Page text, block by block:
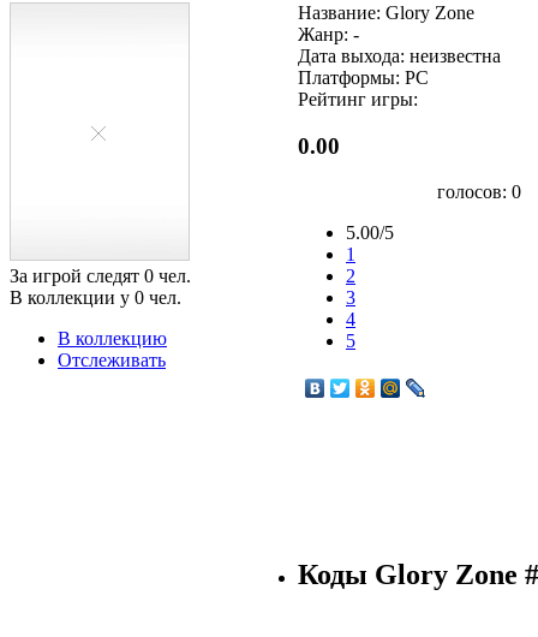
За игрой следят 0 чел.
В коллекции у 0 чел.
В коллекцию
Отслеживать
Название: Glory Zone
Жанр: -
Дата выхода: неизвестна
Платформы: PC
Рейтинг игры:
0.00
голосов: 0
5.00/5
1
2
3
4
5
Коды Glory Zone